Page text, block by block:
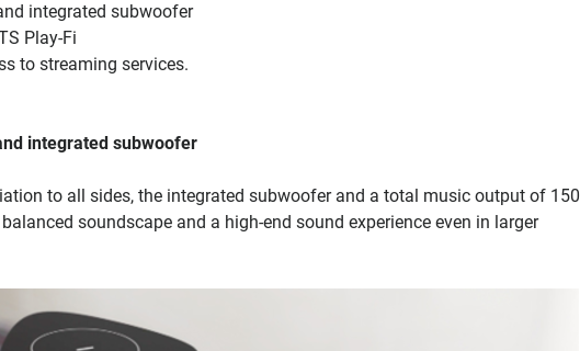
integrated subwoofer
Play-Fi
to streaming services.
integrated subwoofer
to all sides, the integrated subwoofer and a total music output of 150
soundscape and a high-end sound experience even in larger